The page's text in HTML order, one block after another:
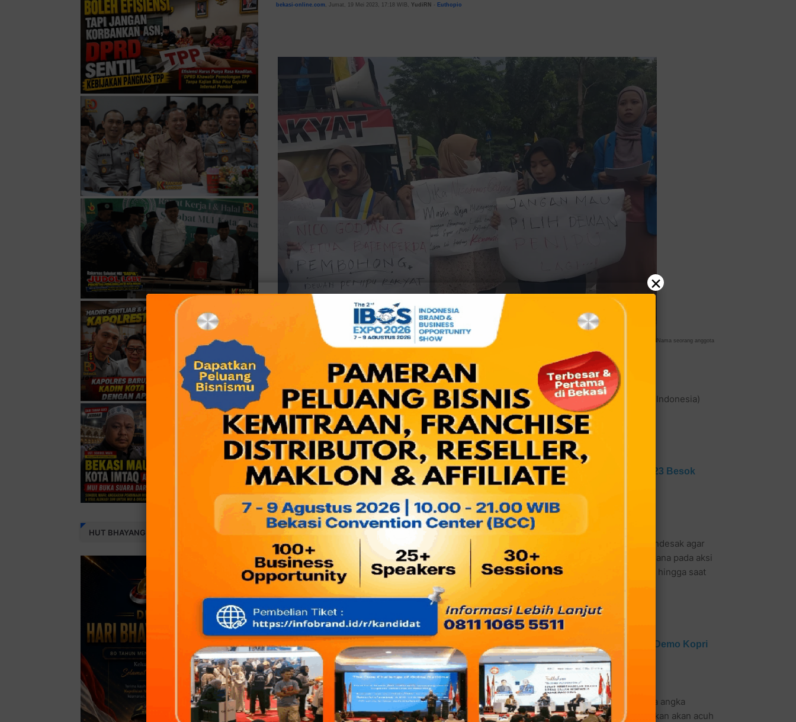
bekasi-online.com, Jumat, 19 Mei 2023, 17:18 WIB, YudiRN - Euthopio
Na ma seorang anggota
DPRD selaku Ketua Bamperda disebut dalam Demo Kopri PMII, Jumat 19/5/2023 (Foto: YudiRN)
BEKASI,bksOL- Pada hari ini, Jumat (19/5/2023) Kopri PMII (Pergerakan Mahasiswa Islam Indonesia)
Cabang Kota Bekasi menggelar aksi demonstrasi di depan Gedung DPRD Kota Bekasi.
Baca juga:
Masa Jabatan Plt Walikota Bekasi, Trie Adhianto Akan Berakhir 16 Sep 2023 Besok
Bareng 15 Kepala Daerah Lainnya
Aksi unjuk rasa ini merupakan aksi lanjutan yang dilakukan oleh PMII Kota Bekasi untuk mendesak agar
disahkannya 3 Raperda Pro Perempuan dan Anak. Hal ini merupakan tindak lanjut yang dimana pada aksi
sebelumnya DPRD Kota Bekasi berjanji akan mengesahkan 3 Raperda tersebut, akan tetapi hingga saat
ini raperda tersebut belum juga disahkan.
Baca juga:
Ini Bantahan Aleg PDIP Nicodemus Godjang Atas Tuduhan Bohong dari Demo Kopri
PMII di DPRD Kota Bekasi
Afifah selaku korlap aksi menyampaikan "Sudah jelas bahwa pada tahun sebelumnya bahwa angka
tindakan kekerasan seksual di Kota Bekasi sangat tinggi, akan tetapi DPRD Kota Bekasi seakan akan acuh
HUT BHAYANGKARA 80 THN
×